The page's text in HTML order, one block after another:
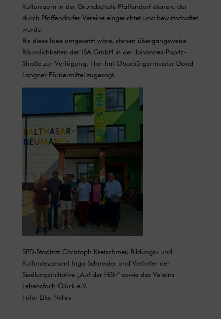
Kulturraum in der Grundschule Pfaffendorf dienen, der
durch Pfaffendorfer Vereine eingerichtet und bewirtschaftet
wurde.
Bis diese Idee umgesetzt wäre, stehen übergangsweise
Räumlichkeiten der ISA GmbH in der Johannes-Popitz-
Straße zur Verfügung. Hier hat Oberbürgermeister David
Langner Fördermittel zugesagt.
SPD-Stadtrat Christoph Kretschmer, Bildungs- und
Kulturdezernent Ingo Schneider und Vertreter der
Siedlungsinitiative „Auf der Höh“ sowie des Vereins
Lebensfach Glück e.V.
Foto: Elke Nillius